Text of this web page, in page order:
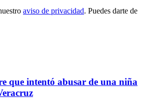
aviso de privacidad. Puedes darte de
que intentó abusar de una niña